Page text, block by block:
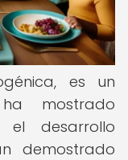
es un
mostrado
el desarrollo
demostrado